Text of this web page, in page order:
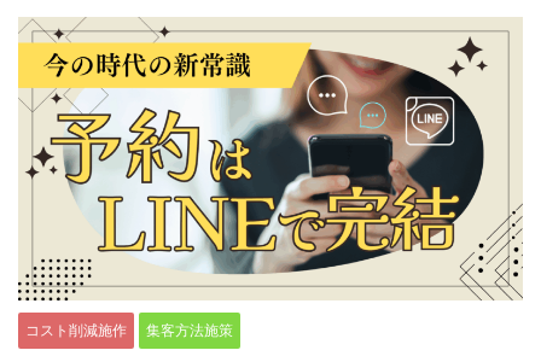
コスト削減施作 集客方法施策